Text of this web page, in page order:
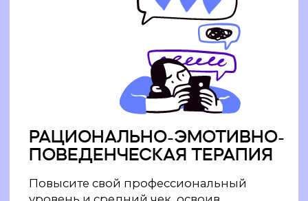
Повысите свой профессиональный
уровень и средний чек, освоив
современный подход, считающийся
золотым стандартом психотерапии
образования предусмотрен
подготовительный модуль
РАЦИОНАЛЬНО-ЭМОТИВНО-
Узнать больше